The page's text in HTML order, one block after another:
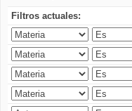
Filtros actuales: